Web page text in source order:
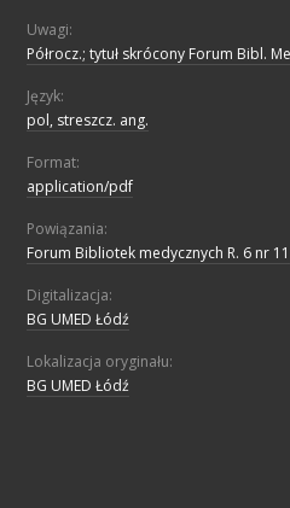
Uwagi:
Półrocz.; tytuł skrócony Forum Bibl.
Język:
pol, streszcz. ang.
Format:
application/pdf
Powiązania:
Forum Bibliotek medycznych R. 6 nr 11
Digitalizacja:
BG UMED Łódź
Lokalizacja oryginału:
BG UMED Łódź